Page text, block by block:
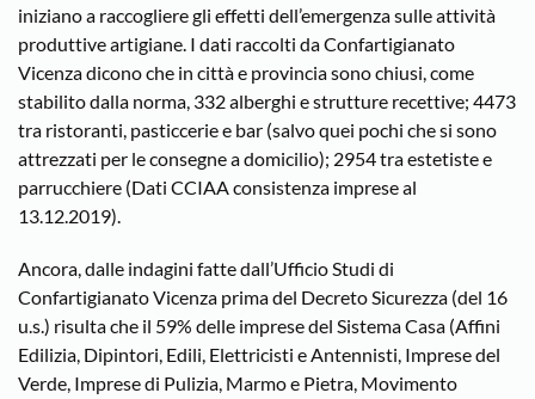
iniziano a raccogliere gli effetti dell’emergenza sulle attività
produttive artigiane. I dati raccolti da Confartigianato
Vicenza dicono che in città e provincia sono chiusi, come
stabilito dalla norma, 332 alberghi e strutture recettive; 4473
tra ristoranti, pasticcerie e bar (salvo quei pochi che si sono
attrezzati per le consegne a domicilio); 2954 tra estetiste e
parrucchiere (Dati CCIAA consistenza imprese al
13.12.2019).
Ancora, dalle indagini fatte dall’Ufficio Studi di
Confartigianato Vicenza prima del Decreto Sicurezza (del 16
u.s.) risulta che il 59% delle imprese del Sistema Casa (Affini
Edilizia, Dipintori, Edili, Elettricisti e Antennisti, Imprese del
Verde, Imprese di Pulizia, Marmo e Pietra, Movimento